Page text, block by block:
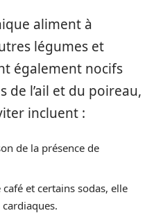
aliment à
légumes et
également nocifs
de l’ail et du poireau,
incluent :
de la présence de
et certains sodas, elle